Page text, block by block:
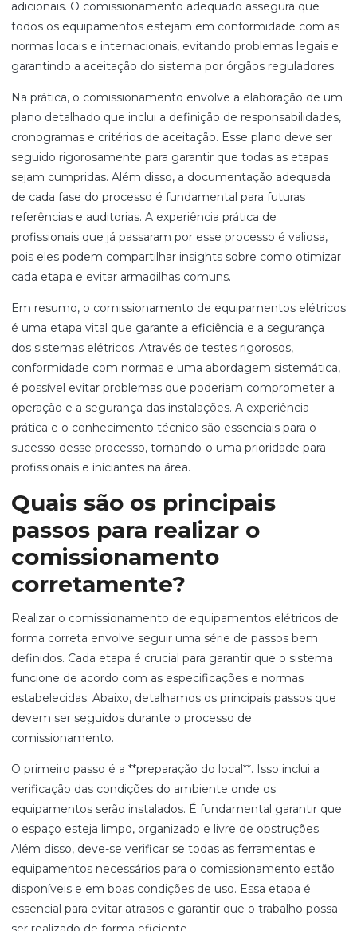
adicionais. O comissionamento adequado assegura que
todos os equipamentos estejam em conformidade com as
normas locais e internacionais, evitando problemas legais e
garantindo a aceitação do sistema por órgãos reguladores.
Na prática, o comissionamento envolve a elaboração de um
plano detalhado que inclui a definição de responsabilidades,
cronogramas e critérios de aceitação. Esse plano deve ser
seguido rigorosamente para garantir que todas as etapas
sejam cumpridas. Além disso, a documentação adequada
de cada fase do processo é fundamental para futuras
referências e auditorias. A experiência prática de
profissionais que já passaram por esse processo é valiosa,
pois eles podem compartilhar insights sobre como otimizar
cada etapa e evitar armadilhas comuns.
Em resumo, o comissionamento de equipamentos elétricos
é uma etapa vital que garante a eficiência e a segurança
dos sistemas elétricos. Através de testes rigorosos,
conformidade com normas e uma abordagem sistemática,
é possível evitar problemas que poderiam comprometer a
operação e a segurança das instalações. A experiência
prática e o conhecimento técnico são essenciais para o
sucesso desse processo, tornando-o uma prioridade para
profissionais e iniciantes na área.
Quais são os principais
passos para realizar o
comissionamento
corretamente?
Realizar o comissionamento de equipamentos elétricos de
forma correta envolve seguir uma série de passos bem
definidos. Cada etapa é crucial para garantir que o sistema
funcione de acordo com as especificações e normas
estabelecidas. Abaixo, detalhamos os principais passos que
devem ser seguidos durante o processo de
comissionamento.
O primeiro passo é a **preparação do local**. Isso inclui a
verificação das condições do ambiente onde os
equipamentos serão instalados. É fundamental garantir que
o espaço esteja limpo, organizado e livre de obstruções.
Além disso, deve-se verificar se todas as ferramentas e
equipamentos necessários para o comissionamento estão
disponíveis e em boas condições de uso. Essa etapa é
essencial para evitar atrasos e garantir que o trabalho possa